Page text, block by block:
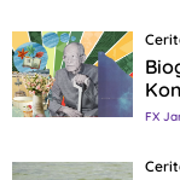
FX